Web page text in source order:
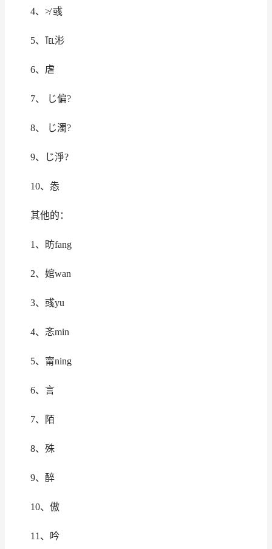
4、≯ 彧
5、℡涁
6、虐
7、 じ偏?
8、 じ濁?
9、じ淨?
10、怣
其他的：
1、昉fang
2、婠wan
3、彧yu
4、忞min
5、甯ning
6、言
7、陌
8、殊
9、醉
10、傲
11、吟